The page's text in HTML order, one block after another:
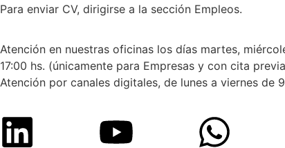
Para enviar CV, dirigirse a la sección Empleos.
Atención en nuestras oficinas los días martes,
17:00 hs. (únicamente para Empresas y con cita
Atención por canales digitales, de lunes a viernes de